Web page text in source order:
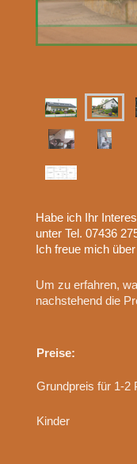
Habe ich Ihr
unter Tel. 07436
Ich freue mich
Um zu erfahren,
nachstehend die
Preise:
Grundpreis für 1-2
Kinder